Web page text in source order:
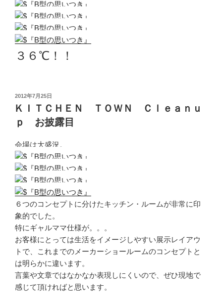
３６℃！！
投
稿
日:
2012年7月25日
ＫＩＴＣＨＥＮ ＴＯＷＮ Ｃｌｅａｎｕ
ｐ お披露目
会場は大盛況。
６つのコンセプトに分けたキッチン・ルームが非常に印
象的でした。
特にギャルママ仕様が。。。
お客様にとっては生活をイメージしやすい展示レイアウ
トで、これまでのメーカーショールームのコンセプトと
は明らかに違います。
言葉や文章ではなかなか表現しにくいので、ぜひ現地で
感じて頂ければと思います。